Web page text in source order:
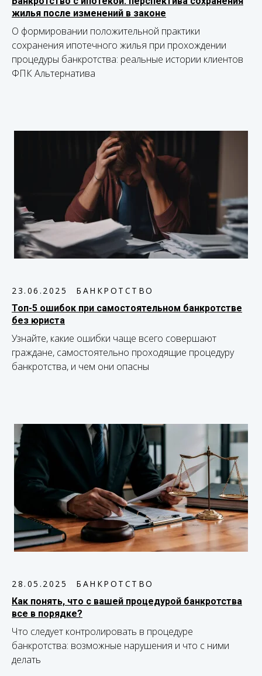
жилья после изменений в законе
О формировании положительной практики
сохранения ипотечного жилья при прохождении
процедуры банкротства: реальные истории клиентов
ФПК Альтернатива
23.06.2025
БАНКРОТСТВО
Топ-5 ошибок при самостоятельном банкротстве
без юриста
Узнайте, какие ошибки чаще всего совершают
граждане, самостоятельно проходящие процедуру
банкротства, и чем они опасны
28.05.2025
БАНКРОТСТВО
Как понять, что с вашей процедурой банкротства
все в порядке?
Что следует контролировать в процедуре
банкротства: возможные нарушения и что с ними
делать